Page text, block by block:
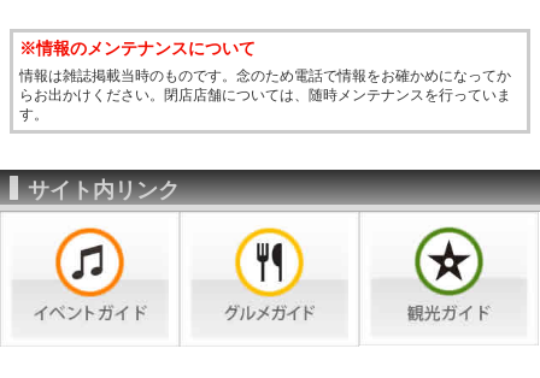
※情報のメンテナンスについて
情報は雑誌掲載当時のものです。念のため電話で情報をお確かめになってか
らお出かけください。閉店店舗については、随時メンテナンスを行っていま
す。
サイト内リンク